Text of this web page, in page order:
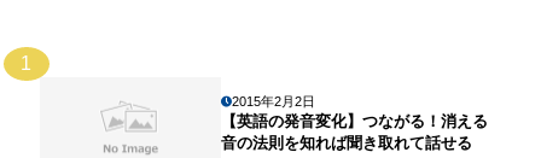
1
2015年2月2日
【英語の発音変化】つながる！消える
音の法則を知れば聞き取れて話せる